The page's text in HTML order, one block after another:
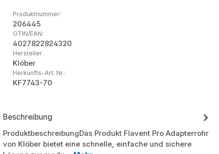
Produktnummer:
206445
GTIN/EAN:
4027822824320
Hersteller:
Klöber
Herkunfts-Art. Nr.:
KF7743-70
Beschreibung
ProduktbeschreibungDas Produkt Flavent Pro Adapterrohr
von Klöber bietet eine schnelle, einfache und sichere